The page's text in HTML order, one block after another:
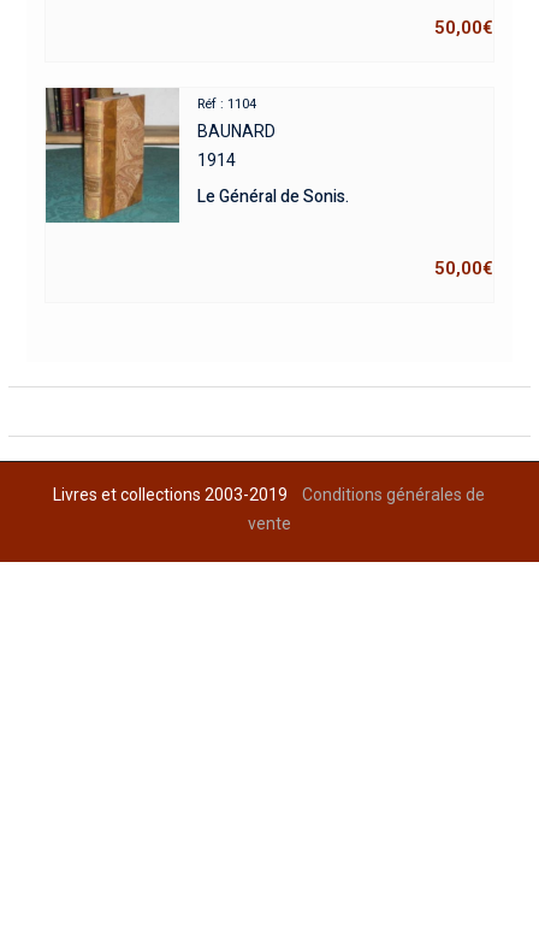
50,00€
Réf : 1104
BAUNARD
1914
Le Général de Sonis.
50,00€
Livres et collections 2003-2019Conditions générales de
vente